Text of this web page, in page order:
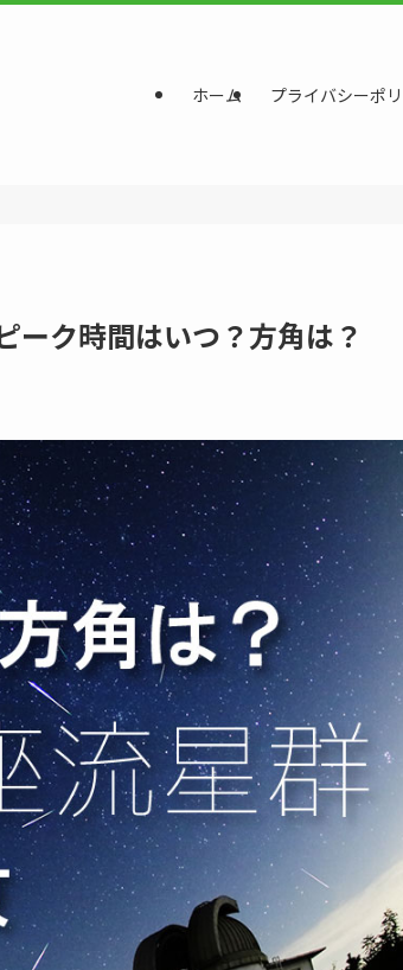
ホーム プライバシーポ
ーク時間はいつ？方角は？